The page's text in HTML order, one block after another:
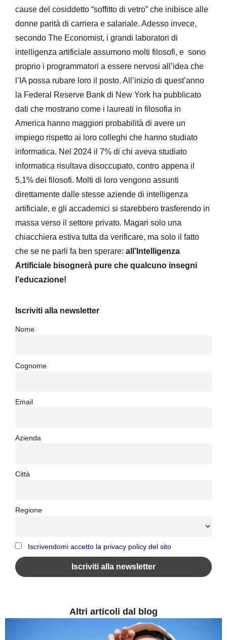
cause del cosiddetto “soffitto di vetro” che inibisce alle
donne parità di carriera e salariale. Adesso invece,
secondo The Economist, i grandi laboratori di
intelligenza artificiale assumono molti filosofi, e sono
proprio i programmatori a essere nervosi all’idea che
l’IA possa rubare loro il posto. All’inizio di quest’anno
la Federal Reserve Bank di New York ha pubblicato
dati che mostrano come i laureati in filosofia in
America hanno maggiori probabilità di avere un
impiego rispetto ai loro colleghi che hanno studiato
informatica. Nel 2024 il 7% di chi aveva studiato
informatica risultava disoccupato, contro appena il
5,1% dei filosofi. Molti di loro vengono assunti
direttamente dalle stesse aziende di intelligenza
artificiale, e gli accademici si starebbero trasferendo in
massa verso il settore privato. Magari solo una
chiacchiera estiva tutta da verificare, ma solo il fatto
che se ne parli fa ben sperare: all’Intelligenza
Artificiale bisognerà pure che qualcuno insegni
l’educazione!
Iscriviti alla newsletter
Nome
Cognome
Email
Azienda
Città
Regione
Iscrivendomi accetto la privacy policy del sito
Altri articoli dal blog